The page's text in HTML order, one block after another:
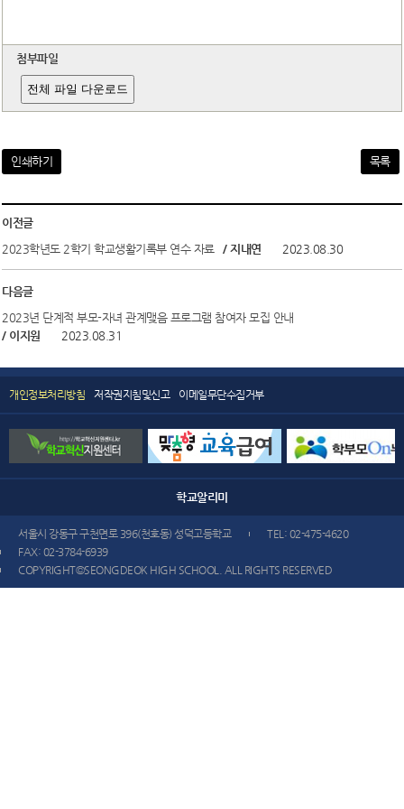
첨부파일
전체 파일 다운로드
인쇄하기 목록
이전글
2023학년도 2학기 학교생활기록부 연수 자료
/ 지내연 2023.08.30
다음글
2023년 단계적 부모-자녀 관계맺음 프로그램 참여자 모집 안내
/ 이지원
2023.08.31
개인정보처리방침 저작권지침및신고 이메일무단수집거부
학교알리미
서울시 강동구 구천면로 396(천호동) 성덕고등학교
TEL: 02-475-4620
FAX: 02-3784-6939
COPYRIGHT©SEONGDEOK HIGH SCHOOL. ALL RIGHTS RESERVED